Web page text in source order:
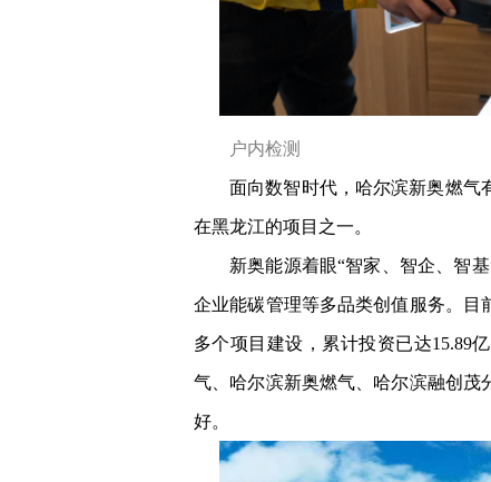
户内检测
面向数智时代，哈尔滨新奥燃气
在黑龙江的项目之一。
新奥能源着眼“智家、智企、智
企业能碳管理等多品类创值服务。目
多个项目建设，累计投资已达15.89
气、哈尔滨新奥燃气、哈尔滨融创茂
好。